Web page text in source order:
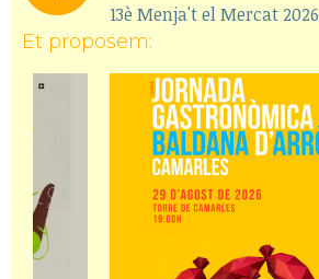
13è Menja't el Mercat 2026
Et proposem: